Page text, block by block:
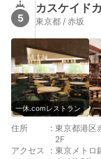
5
カスケイド
東京都 / 赤坂
一休.comレストラン
住所 : 東京都港区
2F
アクセス
: 東京メトロ